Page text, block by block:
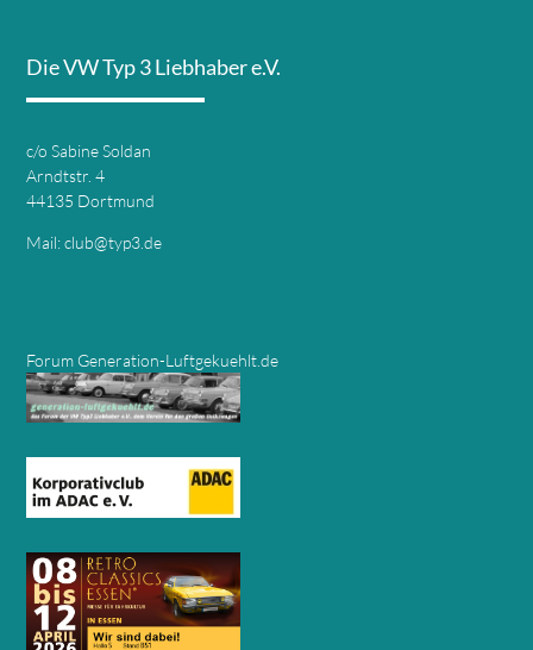
Die VW Typ 3 Liebhaber e.V.
c/o Sabine Soldan
Arndtstr. 4
44135 Dortmund
Mail:club@typ3.de
Forum Generation-Luftgekuehlt.de